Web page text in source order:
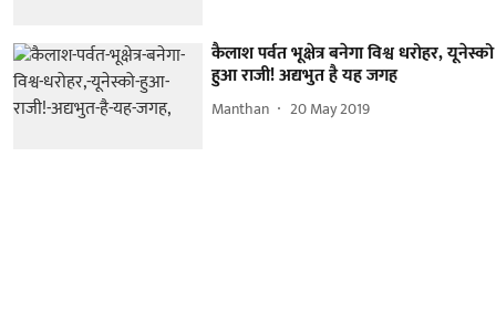
कैलाश पर्वत भूक्षेत्र बनेगा विश्व धरोहर, यूनेस्को
हुआ राजी! अद्यभुत है यह जगह
Manthan 20 May 2019